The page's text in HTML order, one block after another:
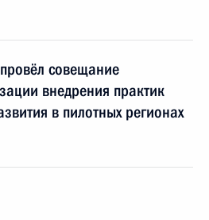
совещание
внедрения практик
в пилотных регионах